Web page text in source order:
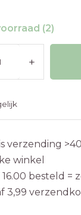
(2)
+
verzending
winkel
16.00 besteld =
3,99